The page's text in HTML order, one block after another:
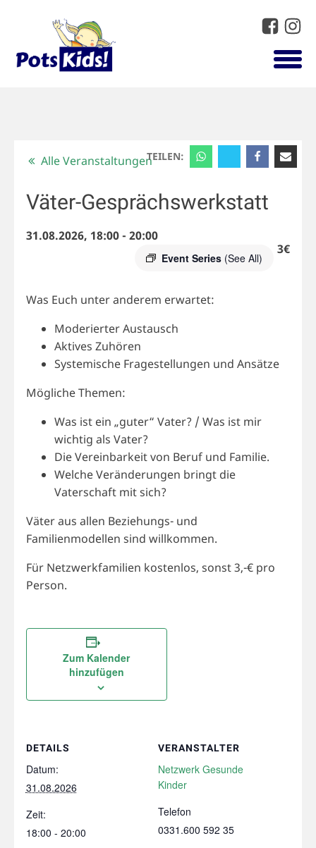
TEILEN:
Alle Veranstaltungen
Väter-Gesprächswerkstatt
31.08.2026, 18:00- 20:00
Event Series (See All)
3€
Was Euch unter anderem erwartet:
Moderierter Austausch
Aktives Zuhören
Systemische Fragestellungen und Ansätze
Mögliche Themen:
Was ist ein „guter“ Vater? / Was ist mir
wichtig als Vater?
Die Vereinbarkeit von Beruf und Familie.
Welche Veränderungen bringt die
Vaterschaft mit sich?
Väter aus allen Beziehungs- und
Familienmodellen sind willkommen.
Für Netzwerkfamilien kostenlos, sonst 3,-€ pro
Person.
Zum Kalender
hinzufügen
DETAILS
Datum:
31.08.2026
Zeit:
18:00 - 20:00
VERANSTALTER
Netzwerk Gesunde
Kinder
Telefon
0331.600 592 35